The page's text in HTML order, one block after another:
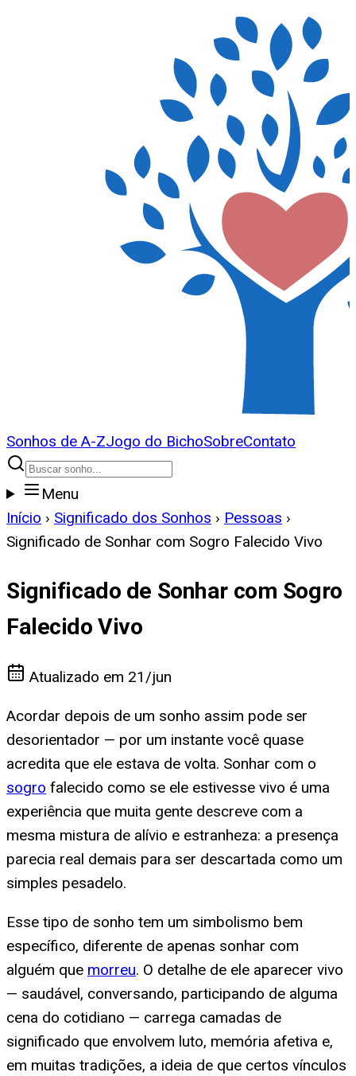
Sonhos de A-ZJogo do BichoSobreContato
Menu
Início › Significado dos Sonhos › Pessoas ›
Significado de Sonhar com Sogro Falecido Vivo
Significado de Sonhar com Sogro
Falecido Vivo
Atualizado em 21/jun
Acordar depois de um sonho assim pode ser
desorientador — por um instante você quase
acredita que ele estava de volta. Sonhar com o
sogro falecido como se ele estivesse vivo é uma
experiência que muita gente descreve com a
mesma mistura de alívio e estranheza: a presença
parecia real demais para ser descartada como um
simples pesadelo.
Esse tipo de sonho tem um simbolismo bem
específico, diferente de apenas sonhar com
alguém que morreu. O detalhe de ele aparecer vivo
— saudável, conversando, participando de alguma
cena do cotidiano — carrega camadas de
significado que envolvem luto, memória afetiva e,
em muitas tradições, a ideia de que certos vínculos